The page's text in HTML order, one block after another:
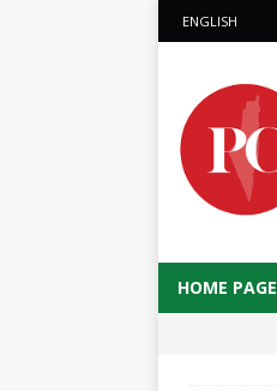
ENGLISH
HOME PAGE